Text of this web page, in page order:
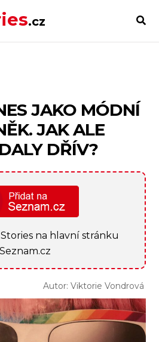
.cz
JAKO MÓDNÍ
JAK ALE
DŘÍV?
na hlavní stránku
Seznam.cz
Autor: Viktorie Vondrová